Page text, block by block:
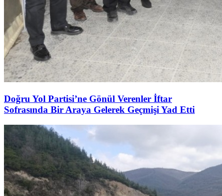
Doğru Yol Partisi’ne Gönül Verenler İftar
Sofrasında Bir Araya Gelerek Geçmişi Yad Etti